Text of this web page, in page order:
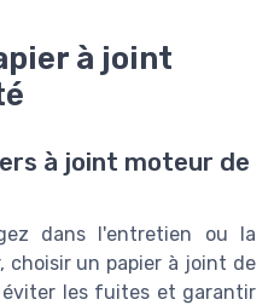
à joint
à joint moteur de
dans l'entretien ou la
choisir un papier à joint de
les fuites et garantir